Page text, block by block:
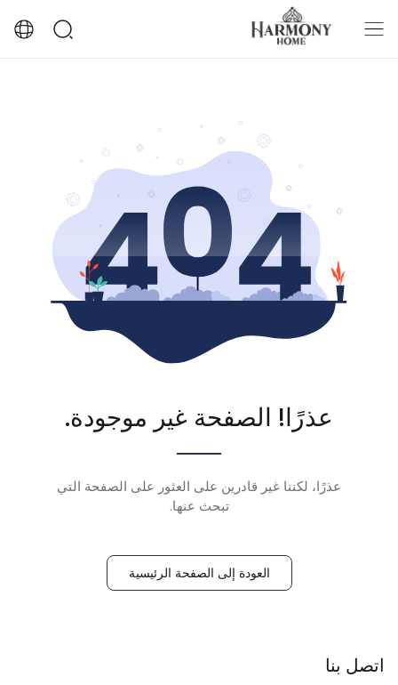
عذرًا! الصفحة غير موجودة.
عذرًا، لكننا غير قادرين على العثور على الصفحة التي
تبحث عنها.
العودة إلى الصفحة الرئيسية
اتصل بنا